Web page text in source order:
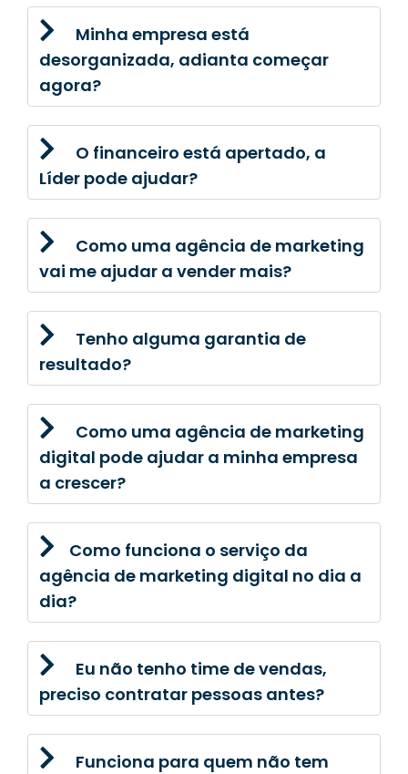
Minha empresa está
desorganizada, adianta começar
agora?
O financeiro está apertado, a
Líder pode ajudar?
Como uma agência de marketing
vai me ajudar a vender mais?
Tenho alguma garantia de
resultado?
Como uma agência de marketing
digital pode ajudar a minha empresa
a crescer?
Como funciona o serviço da
agência de marketing digital no dia a
dia?
Eu não tenho time de vendas,
preciso contratar pessoas antes?
Funciona para quem não tem